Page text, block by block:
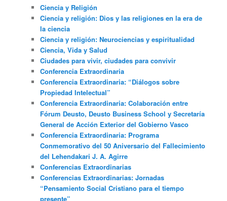
Ciencia y Religión
Ciencia y religión: Dios y las religiones en la era de
la ciencia
Ciencia y religión: Neurociencias y espiritualidad
Ciencia, Vida y Salud
Ciudades para vivir, ciudades para convivir
Conferencia Extraordinaria
Conferencia Extraordinaria: “Diálogos sobre
Propiedad Intelectual”
Conferencia Extraordinaria: Colaboración entre
Fórum Deusto, Deusto Business School y Secretaría
General de Acción Exterior del Gobierno Vasco
Conferencia Extraordinaria: Programa
Conmemorativo del 50 Aniversario del Fallecimiento
del Lehendakari J. A. Agirre
Conferencias Extraordinarias
Conferencias Extraordinarias: Jornadas
“Pensamiento Social Cristiano para el tiempo
presente”